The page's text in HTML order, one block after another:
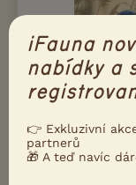
Prodám
iFauna
nabídky a
👉 Exkluzivní
partnerů
🎁 A teď navíc